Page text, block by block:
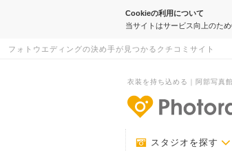
Cookieの利用について
当サイトはサービス向上のた
フォトウエディングの決め手が見つかるクチコミサイト
衣装を持ち込める｜阿部写
スタジオを探す